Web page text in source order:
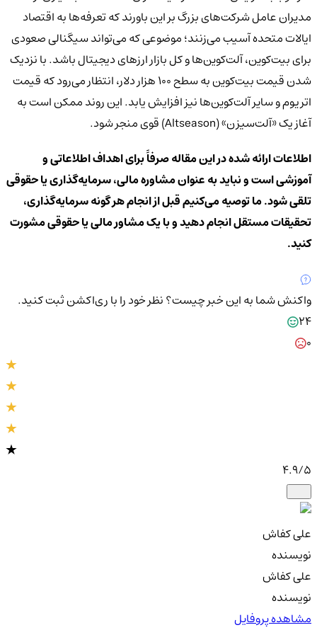
مدیران عامل شرکت‌های بزرگ بر این باورند که تعرفه‌ها به اقتصاد
ایالات متحده آسیب می‌زنند؛ موضوعی که می‌تواند سیگنالی صعودی
برای بیت‌کوین، آلت‌کوین‌ها و کل بازار ارزهای دیجیتال باشد. با نزدیک
شدن قیمت بیت‌کوین به سطح ۱۰۰ هزار دلار، انتظار می‌رود که قیمت
اتریوم و سایر آلت‌کوین‌ها نیز افزایش یابد. این روند ممکن است به
آغاز یک «آلت‌سیزن» (Altseason) قوی منجر شود.
اطلاعات ارائه شده در این مقاله صرفاً برای اهداف اطلاعاتی و
آموزشی است و نباید به عنوان مشاوره مالی، سرمایه‌گذاری یا حقوقی
تلقی شود. ما توصیه می‌کنیم قبل از انجام هر گونه سرمایه‌گذاری،
تحقیقات مستقل انجام دهید و با یک مشاور مالی یا حقوقی مشورت
کنید.
واکنش شما به این خبر چیست؟نظر خود را با ری‌اکشن ثبت کنید.
24
4.9/5
علی کفاش
نویسنده
علی کفاش
نویسنده
مشاهده پروفایل